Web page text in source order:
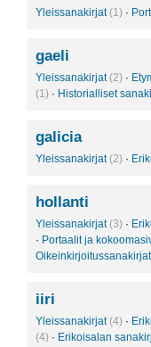
Yleissanakirjat (1) ·
gaeli
Yleissanakirjat (2) ·
(1) · Historialliset
galicia
Yleissanakirjat (2) ·
hollanti
Yleissanakirjat (3) ·
· Portaalit ja
Oikeinkirjoitussanakirjat
iiri
Yleissanakirjat (4) ·
(4) · Erikoisalan